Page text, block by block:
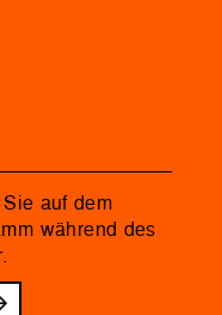
auf dem
während des